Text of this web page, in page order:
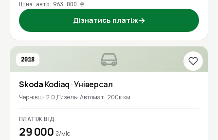
Ціна авто 963 000 ₴
Дізнатись платіж→
2018
Skoda Kodiaq · Універсал
Чернівці 2.0 Дизель Автомат 200к км
ПЛАТІЖ ВІД
29 000 ₴/міс